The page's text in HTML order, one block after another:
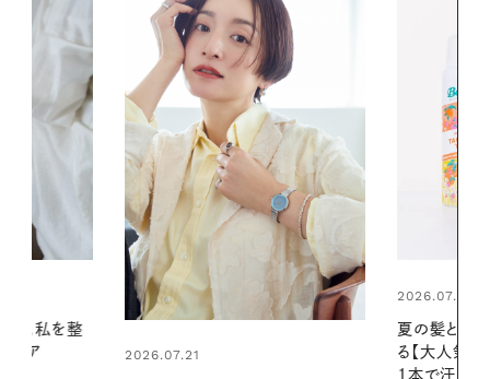
2026.07.24
る【大人気のドライシャンプー】 この
2026.06.01
お出かけ前
の一日。汗ば
に過ごす私